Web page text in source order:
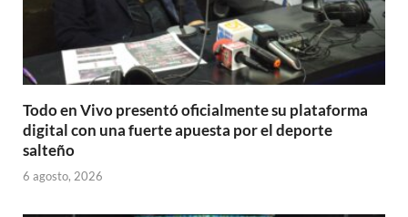
Todo en Vivo presentó oficialmente su plataforma
digital con una fuerte apuesta por el deporte
salteño
6 agosto, 2026